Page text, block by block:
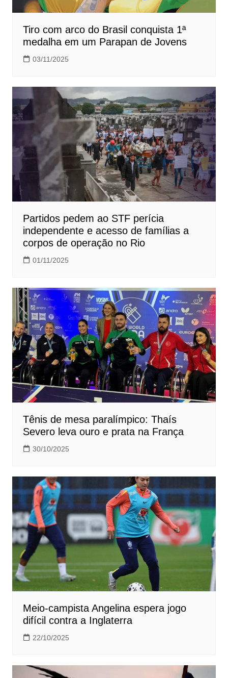
Tiro com arco do Brasil conquista 1ª
medalha em um Parapan de Jovens
03/11/2025
Partidos pedem ao STF perícia
independente e acesso de famílias a
corpos de operação no Rio
01/11/2025
Tênis de mesa paralímpico: Thaís
Severo leva ouro e prata na França
30/10/2025
Meio-campista Angelina espera jogo
difícil contra a Inglaterra
22/10/2025